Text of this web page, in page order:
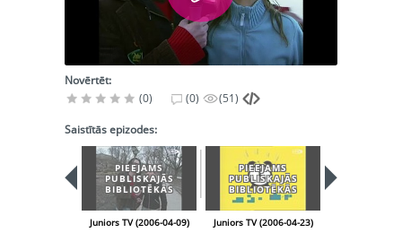
Novērtēt:
(0)
(0) (51)
Saistītās epizodes:
PIEEJAMS
PUBLISKAJĀS
BIBLIOTĒKĀS
Juniors TV (2006-04-09)
PIEEJAMS
PUBLISKAJĀS
BIBLIOTĒKĀS
Juniors TV (2006-04-23)